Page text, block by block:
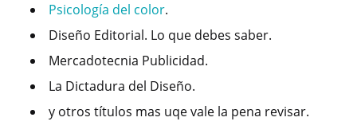
Psicología del color.
Diseño Editorial. Lo que debes saber.
Mercadotecnia Publicidad.
La Dictadura del Diseño.
y otros títulos mas uqe vale la pena revisar.